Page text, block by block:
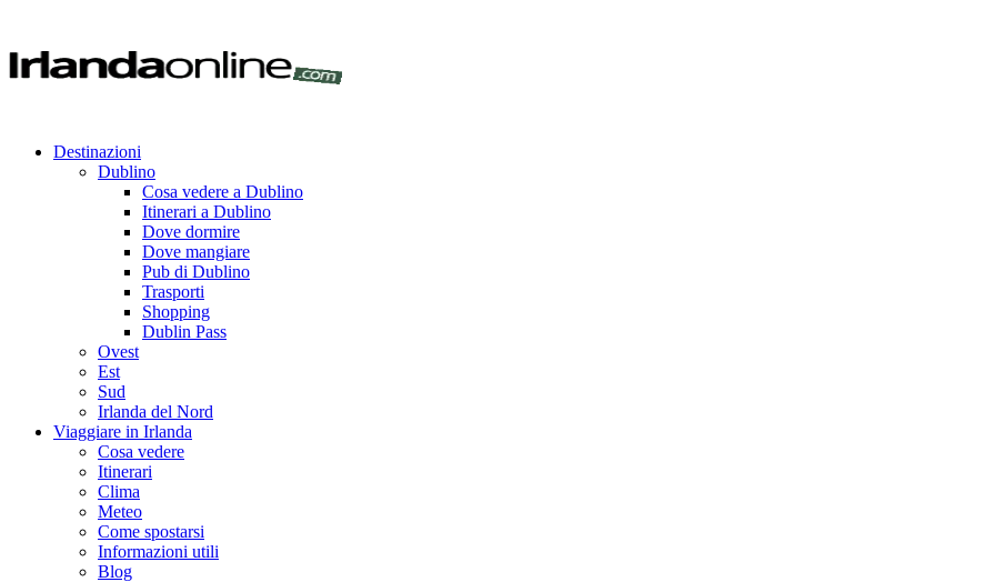
Destinazioni
Dublino
Cosa vedere a Dublino
Itinerari a Dublino
Dove dormire
Dove mangiare
Pub di Dublino
Trasporti
Shopping
Dublin Pass
Ovest
Est
Sud
Irlanda del Nord
Viaggiare in Irlanda
Cosa vedere
Itinerari
Clima
Meteo
Come spostarsi
Informazioni utili
Blog